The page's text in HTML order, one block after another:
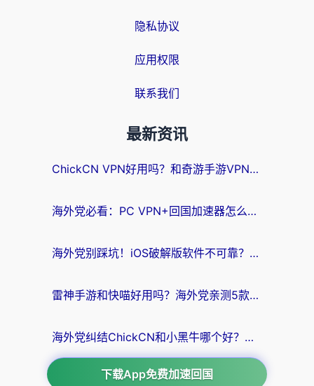
隐私协议
应用权限
联系我们
最新资讯
ChickCN VPN好用吗？和奇游手游VPN对比哪个回国效果更好？海外党亲测实用指南
海外党必看：PC VPN+回国加速器怎么选？无缝访问国内资源全攻略
海外党别踩坑！iOS破解版软件不可靠？教你选对回国加速器无缝看国内资源
雷神手游和快喵好用吗？海外党亲测5款回国加速器，附斧牛Bling对比+微信视频号解决办法
海外党纠结ChickCN和小黑牛哪个好？一篇帮你选对回国加速器的实用指南
下载App免费加速回国